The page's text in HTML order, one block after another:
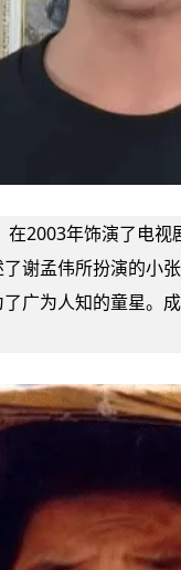
在2003年饰演了电视
谢孟伟所扮演的小
广为人知的童星。